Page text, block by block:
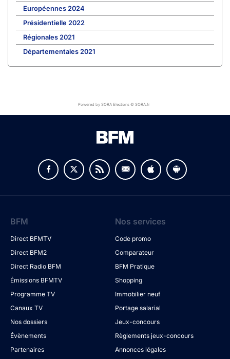
Européennes 2024
Présidentielle 2022
Régionales 2021
Départementales 2021
Powered by SORA Elections © SORA.fr
BFM
Direct BFMTV
Direct BFM2
Direct Radio BFM
Émissions BFMTV
Programme TV
Canaux TV
Nos dossiers
Évènements
Partenaires
Nos services
Code promo
Comparateur
BFM Pratique
Shopping
Immobilier neuf
Portage salarial
Jeux-concours
Règlements jeux-concours
Annonces légales